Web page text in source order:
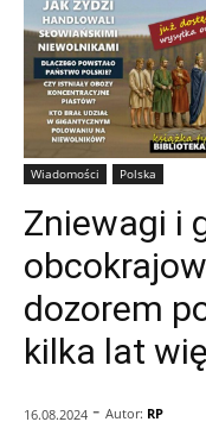
Wiadomości Polska
Zniewagi i
dozorem
kilka lat
16.08.2024 - Autor: RP